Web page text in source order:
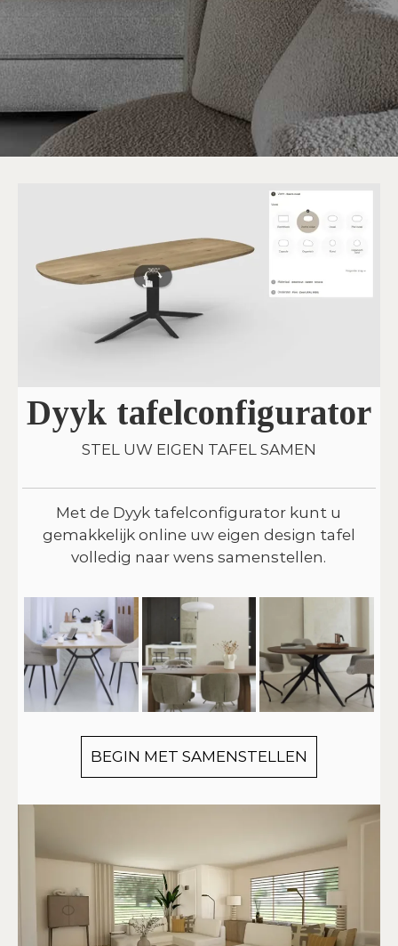
Dyyk tafelconfigurator
STEL UW EIGEN TAFEL SAMEN
Met de Dyyk tafelconfigurator kunt u
gemakkelijk online uw eigen design tafel
volledig naar wens samenstellen.
BEGIN MET SAMENSTELLEN